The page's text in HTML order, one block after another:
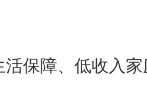
保障、低收入家